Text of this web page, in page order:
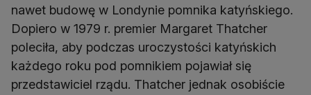
nawet budowę w Londynie pomnika katyńskiego.
Dopiero w 1979 r. premier Margaret Thatcher
poleciła, aby podczas uroczystości katyńskich
każdego roku pod pomnikiem pojawiał się
przedstawiciel rządu. Thatcher jednak osobiście